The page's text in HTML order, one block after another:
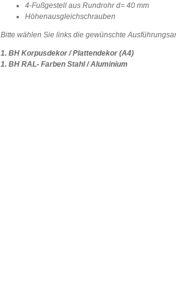
4-Fußgestell aus Rundrohr d= 40 mm
Höhenausgleichschrauben
Bitte wählen Sie links die gewünschte
1. BH Korpusdekor / Plattendekor (A4)
1. BH RAL- Farben Stahl / Aluminium